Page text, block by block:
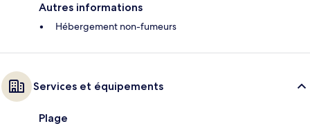
Autres informations
Hébergement non-fumeurs
Services et équipements
Plage